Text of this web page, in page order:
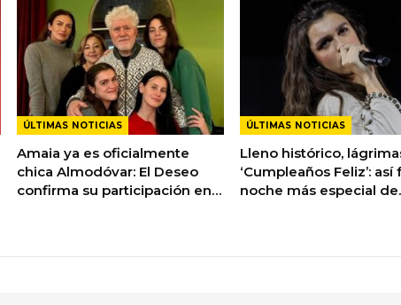
ÚLTIMAS NOTICIAS
Amaia ya es oficialmente
chica Almodóvar: El Deseo
confirma su participación en…
ÚLTIMAS NOTICIAS
Lleno histórico,
‘Cumpleaños Feliz’: así
noche más especial